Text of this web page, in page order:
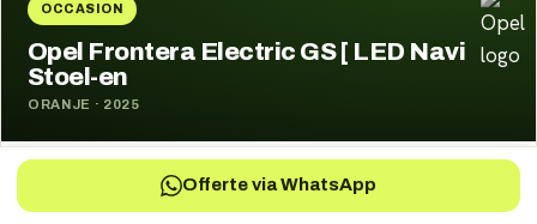
OCCASION
Opel Frontera Electric GS [ LED Navi
Stoel-en
ORANJE · 2025
3.303 km305km 44kWh
Offerte via WhatsApp